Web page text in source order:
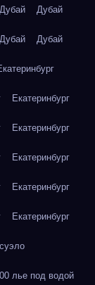
Дубай Дубай
Дубай Дубай
Екатеринбург
Екатеринбург
Екатеринбург
Екатеринбург
Екатеринбург
лье под водой